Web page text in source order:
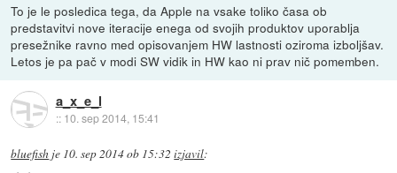
To je le posledica tega, da Apple na vsake toliko časa ob
predstavitvi nove iteracije enega od svojih produktov uporablja
presežnike ravno med opisovanjem HW lastnosti oziroma izboljšav.
Letos je pa pač v modi SW vidik in HW kao ni prav nič pomemben.
a_x_e_l
:: 10. sep 2014, 15:41
bluefish je 10. sep 2014 ob 15:32 izjavil: